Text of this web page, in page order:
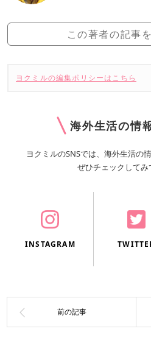
この著者の記事
ヨクミルの編集ポリシーはこちら
海外生活の情
ヨクミルのSNSでは、 海外生活の
ぜひチェックしてみ
INSTAGRAM